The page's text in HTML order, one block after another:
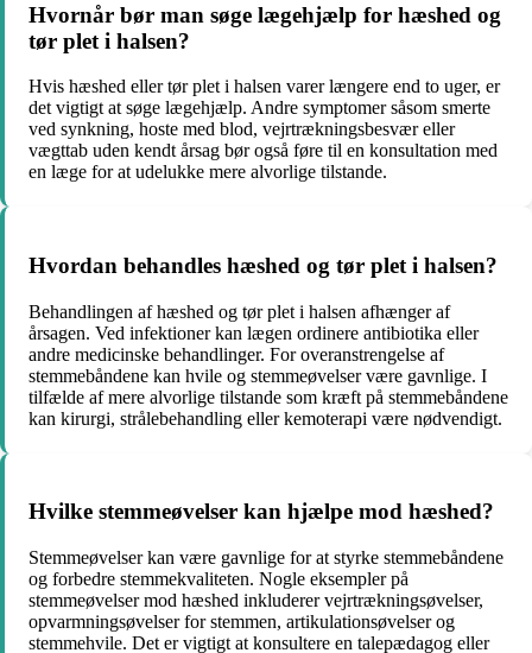
Hvornår bør man søge lægehjælp for hæshed og
tør plet i halsen?
Hvis hæshed eller tør plet i halsen varer længere end to uger, er
det vigtigt at søge lægehjælp. Andre symptomer såsom smerte
ved synkning, hoste med blod, vejrtrækningsbesvær eller
vægttab uden kendt årsag bør også føre til en konsultation med
en læge for at udelukke mere alvorlige tilstande.
Hvordan behandles hæshed og tør plet i halsen?
Behandlingen af hæshed og tør plet i halsen afhænger af
årsagen. Ved infektioner kan lægen ordinere antibiotika eller
andre medicinske behandlinger. For overanstrengelse af
stemmebåndene kan hvile og stemmeøvelser være gavnlige. I
tilfælde af mere alvorlige tilstande som kræft på stemmebåndene
kan kirurgi, strålebehandling eller kemoterapi være nødvendigt.
Hvilke stemmeøvelser kan hjælpe mod hæshed?
Stemmeøvelser kan være gavnlige for at styrke stemmebåndene
og forbedre stemmekvaliteten. Nogle eksempler på
stemmeøvelser mod hæshed inkluderer vejrtrækningsøvelser,
opvarmningsøvelser for stemmen, artikulationsøvelser og
stemmehvile. Det er vigtigt at konsultere en talepædagog eller